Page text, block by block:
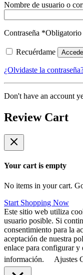
Nombre de usuario o
Contraseña *Obligatorio
Recuérdame
¿Olvidaste la
Don't have an account
Review Cart
Your cart is empty
No items in your cart.
Start Shopping Now
Este sitio web utiliza
usuario posible. Si
consentimiento para la
aceptación de nuestra
enlace para configurar
información.
Ajustes